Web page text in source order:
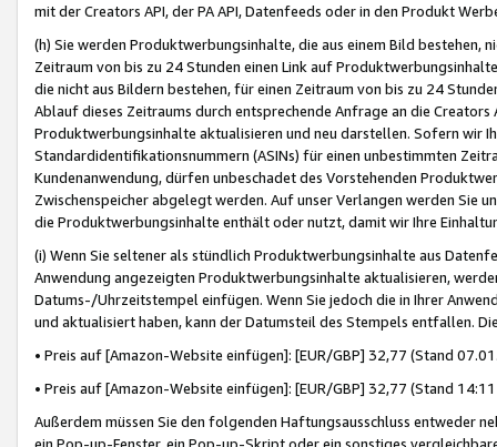
mit der Creators API, der PA API, Datenfeeds oder in den Produkt
(h) Sie werden Produktwerbungsinhalte, die aus einem Bild bestehen,
Zeitraum von bis zu 24 Stunden einen Link auf
die nicht aus Bildern bestehen, für einen Zeitraum von bis zu 24
Ablauf dieses Zeitraums durch entsprechende Anfrage an die
Produktwerbungsinhalte aktualisieren und neu darstellen. Sofern wir
Standardidentifikationsnummern (ASINs) für einen unbestimmten
Kundenanwendung, dürfen unbeschadet des Vorstehenden
Zwischenspeicher abgelegt werden. Auf unser Verlangen werden Sie
die Produktwerbungsinhalte enthält oder nutzt, damit wir Ihre
(i) Wenn Sie seltener als stündlich Produktwerbungsinhalte aus
Anwendung angezeigten Produktwerbungsinhalte aktualisieren,
Datums-/Uhrzeitstempel einfügen. Wenn Sie jedoch die in Ihrer
und aktualisiert haben, kann der Datumsteil des Stempels entfallen.
• Preis auf [Amazon-Website einfügen]: [EUR/GBP] 32,77 (Stand
• Preis auf [Amazon-Website einfügen]: [EUR/GBP] 32,77 (Stand
Außerdem müssen Sie den folgenden Haftungsausschluss entweder
ein Pop-up-Fenster, ein Pop-up-Skript oder ein sonstiges